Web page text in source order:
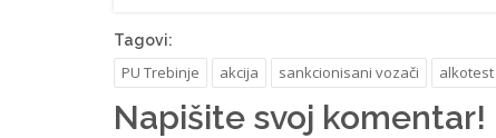
Tagovi:
PU Trebinje akcija sankcionisani vozači alkotest
Napišite svoj komentar!